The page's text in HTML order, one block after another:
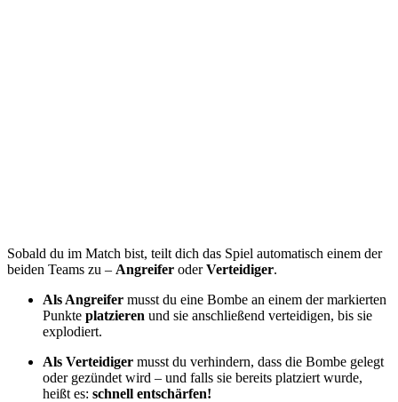
Sobald du im Match bist, teilt dich das Spiel automatisch einem der
beiden Teams zu – Angreifer oderVerteidiger.
Als Angreifer musst du eine Bombe an einem der markierten
Punkte platzieren und sie anschließend verteidigen, bis sie
explodiert.
Als Verteidiger musst du verhindern, dass die Bombe gelegt
oder gezündet wird – und falls sie bereits platziert wurde,
heißt es: schnell entschärfen!